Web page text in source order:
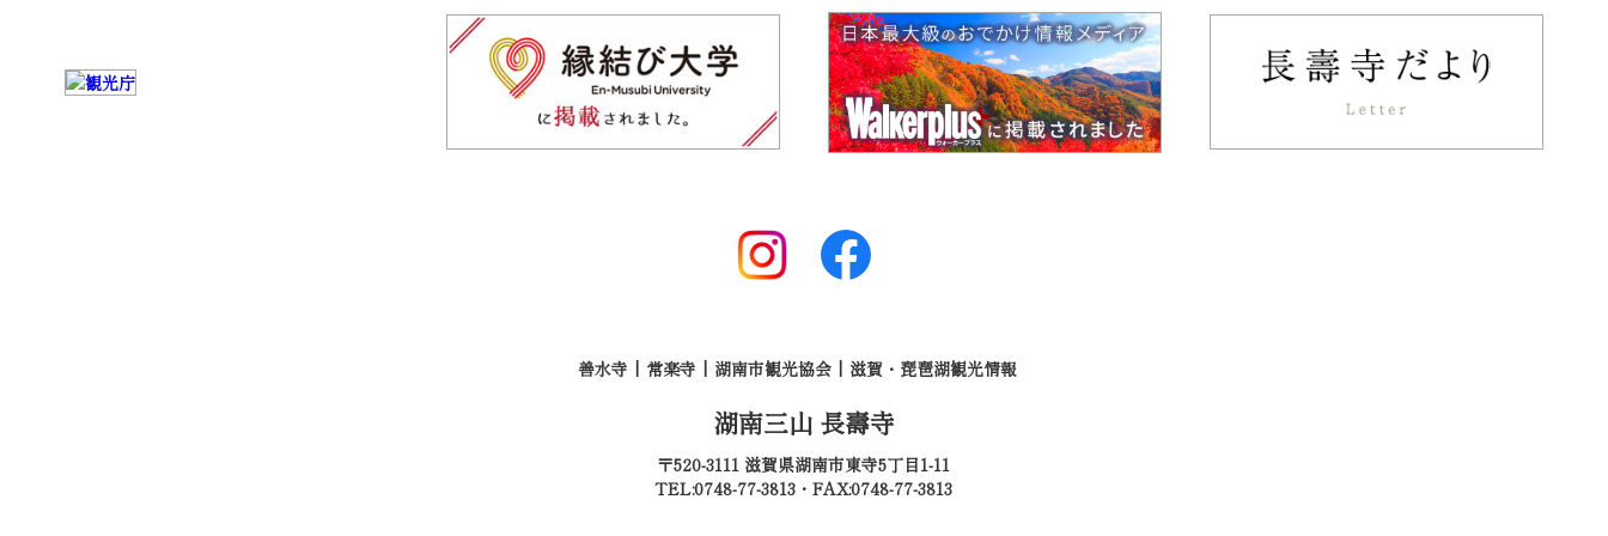
善水寺 常楽寺 湖南市観光協会 滋賀・琵琶湖観光情報
湖南三山 長壽寺
〒520-3111 滋賀県湖南市東寺5丁目1-11
TEL:0748-77-3813・FAX:0748-77-3813